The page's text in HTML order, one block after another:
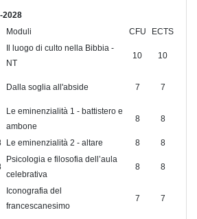
2028
Moduli CFU ECTS
Il luogo di culto nella Bibbia -
NT
10 10
Dalla soglia all'abside 7 7
Le eminenzialità 1 - battistero e
ambone
8 8
Le eminenzialità 2 - altare 8 8
Psicologia e filosofia dell’aula
celebrativa
8 8
Iconografia del
francescanesimo
7 7